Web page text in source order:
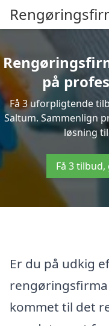
på
Få 3 uforpligtende
Saltum. Sammenlign
løsning
Få 3
Er du på udkig
rengøringsfirma
kommet til det